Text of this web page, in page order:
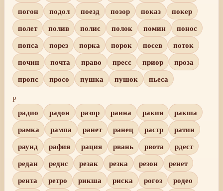
погон
подол поезд позор показ
покер
полет
полив полис полок помин
понос
попса
порез порка порок посев
поток
почин
почта право пресс приор
проза
пропс
просо пушка пушок пьеса
Р
радио радон разор раина ракия
ракша
рамка
рампа ранет ранец растр
ратин
раунд
рафия рация рвань рвота
рдест
редан
редис резак резка резон
ренет
рента
ретро рикша риска рогоз
родео